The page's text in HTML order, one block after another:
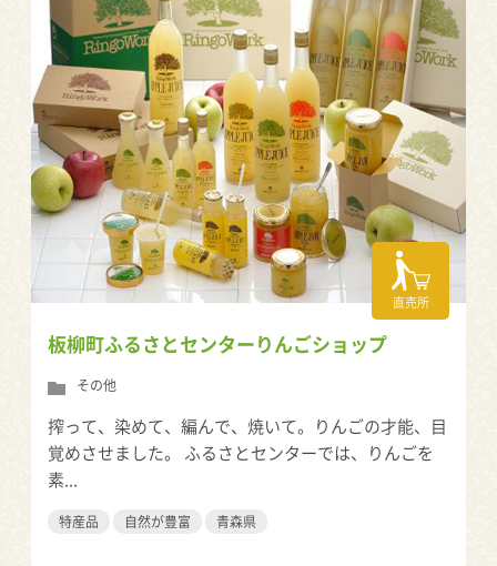
直売所
板柳町ふるさとセンターりんごショップ
その他
搾って、染めて、編んで、焼いて。りんごの才能、目
覚めさせました。 ふるさとセンターでは、りんごを
素...
特産品 自然が豊富 青森県